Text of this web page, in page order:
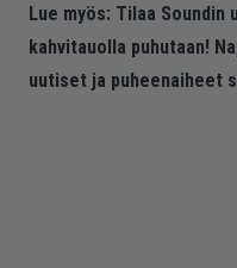
Lue myös: Tilaa Soundin
kahvitauolla puhutaan!
uutiset ja puheenaiheet